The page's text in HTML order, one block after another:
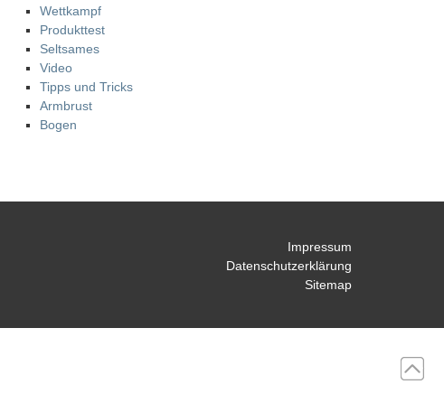
Wettkampf
Produkttest
Seltsames
Video
Tipps und Tricks
Armbrust
Bogen
Impressum
Datenschutzerklärung
Sitemap